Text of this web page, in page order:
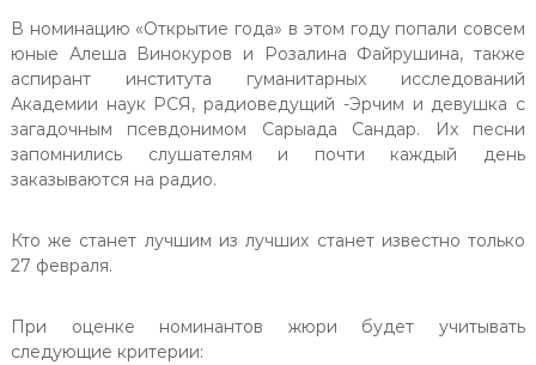
В номинацию «Открытие года» в этом году попали совсем
юные Алеша Винокуров и Розалина Файрушина, также
аспирант института гуманитарных исследований
Академии наук РСЯ, радиоведущий -Эрчим и девушка с
загадочным псевдонимом Сарыада Сандар. Их песни
запомнились слушателям и почти каждый день
заказываются на радио.
Кто же станет лучшим из лучших станет известно только
27 февраля.
При оценке номинантов жюри будет учитывать
следующие критерии: